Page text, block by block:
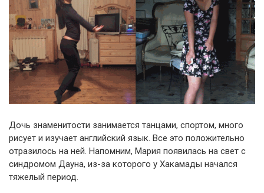
Дочь знаменитости занимается танцами, спортом, много
рисует и изучает английский язык. Все это положительно
отразилось на ней. Напомним, Мария появилась на свет с
синдромом Дауна, из-за которого у Хакамады начался
тяжелый период.